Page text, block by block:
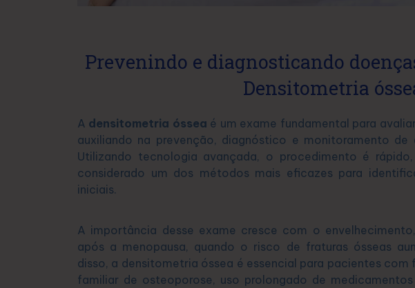
Prevenindo e diagnosticando
Densitometria
A densitometria óssea é um exame fundamental para
auxiliando na prevenção, diagnóstico e monitoramento
Utilizando tecnologia avançada, o procedimento é
considerado um dos métodos mais eficazes para
iniciais.
A importância desse exame cresce com o
após a menopausa, quando o risco de fraturas ósseas
disso, a densitometria óssea é essencial para pacientes
familiar de osteoporose, uso prolongado de